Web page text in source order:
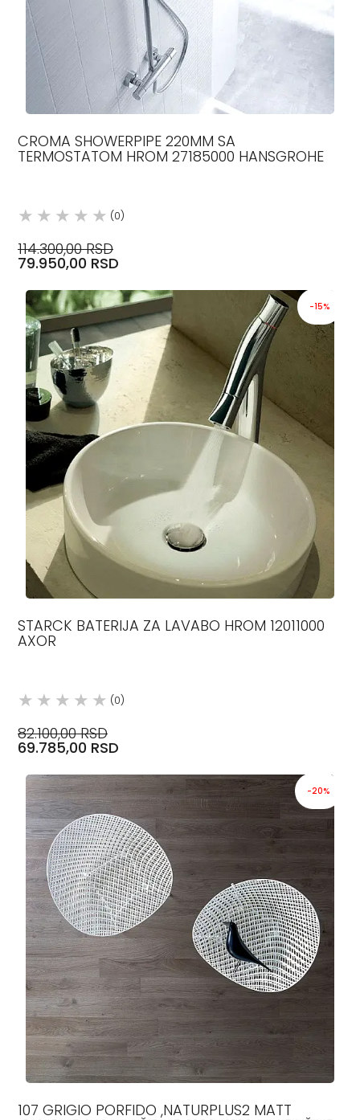
CROMA SHOWERPIPE 220MM SA
TERMOSTATOM HROM 27185000 HANSGROHE
(0)
114.300,00 RSD
79.950,00 RSD
-15%
STARCK BATERIJA ZA LAVABO HROM 12011000
AXOR
(0)
82.100,00 RSD
69.785,00 RSD
-20%
107 GRIGIO PORFIDO ,NATURPLUS2 MATT